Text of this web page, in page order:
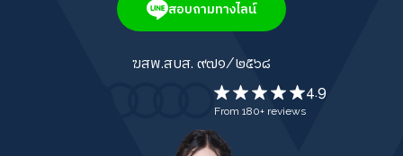
สอบถามทางไลน์
ฆสพ.สบส. ๙๗๑/๒๕๖๘
4.9
From 180+ reviews